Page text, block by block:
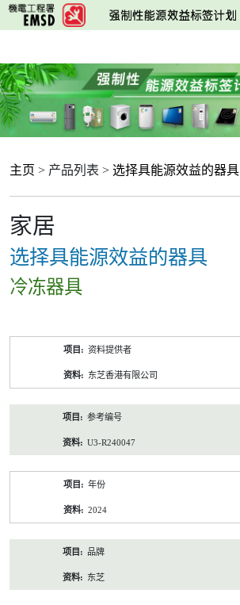
跳
至
要
内
容
主页 > 产品列表 > 选择具能源效益的器具
家居
选择具能源效益的器具
冷冻器具
资料提供者
东芝香港有限公司
参考编号
U3-R240047
年份
2024
品牌
东芝